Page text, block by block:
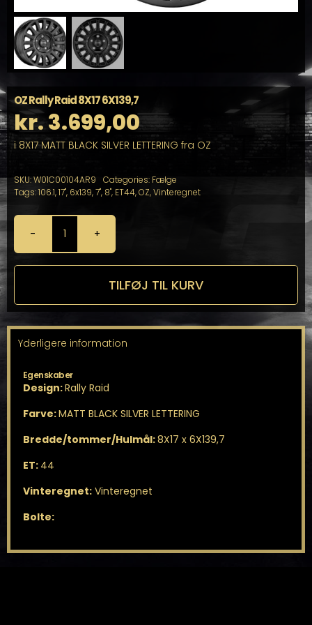
OZ Rally Raid 8X17 6X139,7
kr.3.699,00
i 8X17 MATT BLACK SILVER LETTERING fra OZ
SKU:W01C00104AR9 Categories: Fælge
Tags:106.1,17", 6x139,7", 8", ET44,OZ,Vinteregnet
OZ
Rally
Raid
antal
TILFØJ TIL KURV
Yderligere information
Egenskaber
Design:Rally Raid
Farve:MATT BLACK SILVER LETTERING
Bredde/tommer/Hulmål:8X17 x 6X139,7
ET: 44
Vinteregnet:Vinteregnet
Bolte: